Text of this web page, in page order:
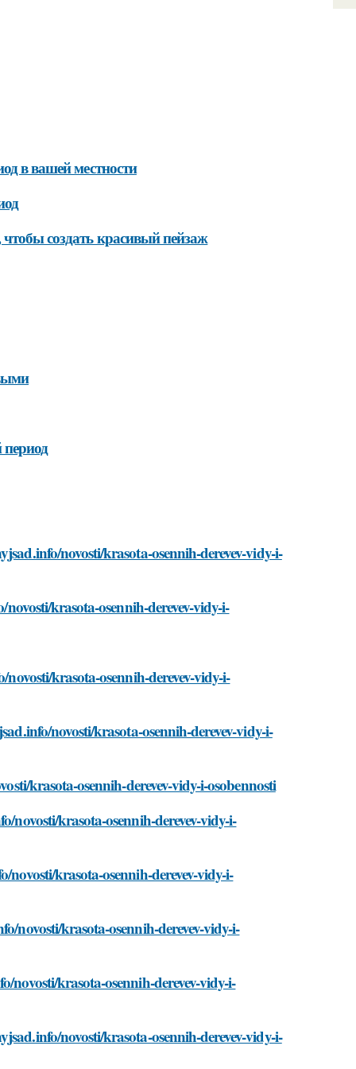
в вашей местности
создать красивый пейзаж
novosti/krasota-osennih-derevev-vidy-i-
krasota-osennih-derevev-vidy-i-
krasota-osennih-derevev-vidy-i-
novosti/krasota-osennih-derevev-vidy-i-
krasota-osennih-derevev-vidy-i-osobennosti
novosti/krasota-osennih-derevev-vidy-i-
krasota-osennih-derevev-vidy-i-
novosti/krasota-osennih-derevev-vidy-i-
krasota-osennih-derevev-vidy-i-
novosti/krasota-osennih-derevev-vidy-i-